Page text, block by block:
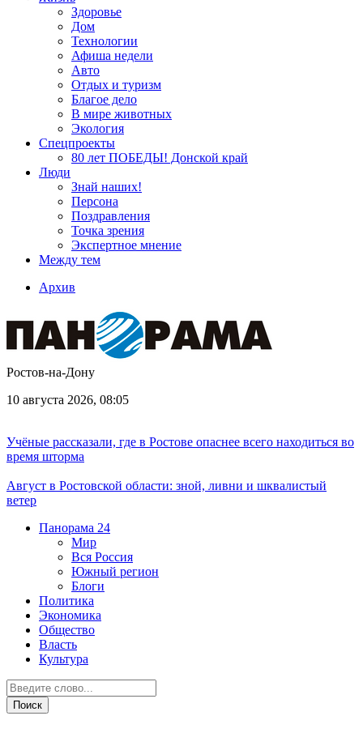
Здоровье
Дом
Технологии
Афиша недели
Авто
Отдых и туризм
Благое дело
В мире животных
Экология
Спецпроекты
80 лет ПОБЕДЫ! Донской край
Люди
Знай наших!
Персона
Поздравления
Точка зрения
Экспертное мнение
Между тем
Архив
Ростов-на-Дону
10 августа 2026, 08:05
Учёные рассказали, где в Ростове опаснее всего находиться во
время шторма
Август в Ростовской области: зной, ливни и шквалистый
ветер
Панорама 24
Мир
Вся Россия
Южный регион
Блоги
Политика
Экономика
Общество
Власть
Культура